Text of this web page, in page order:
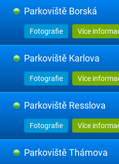
Parkoviště Borská
Fotografie Více
Parkoviště Karlova
Fotografie Více
Parkoviště Resslova
Fotografie Více
Parkoviště Thámova